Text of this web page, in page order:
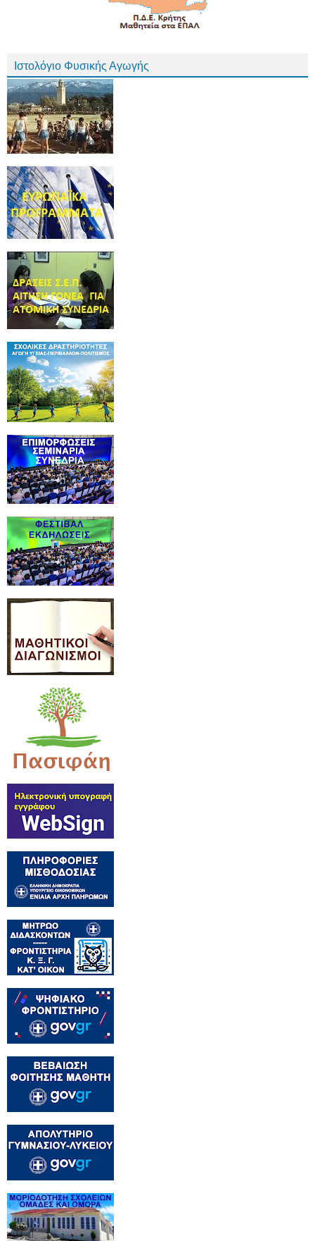
Ιστολόγιο Φυσικής Αγωγής